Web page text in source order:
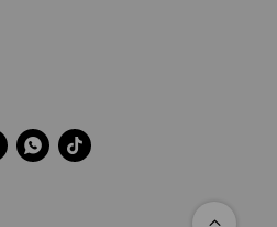
 